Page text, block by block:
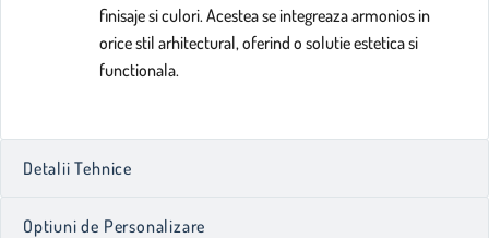
finisaje si culori. Acestea se integreaza armonios in
orice stil arhitectural, oferind o solutie estetica si
functionala.
Detalii Tehnice
Optiuni de Personalizare